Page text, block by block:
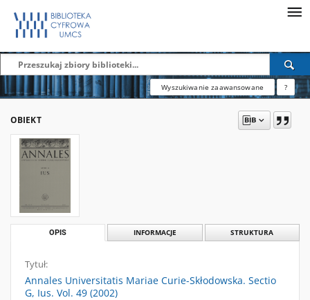
Wyszukiwanie zaawansowane ?
OBIEKT
OPIS INFORMACJE STRUKTURA
Tytuł:
Annales Universitatis Mariae Curie-Skłodowska. Sectio
G, Ius. Vol. 49 (2002)